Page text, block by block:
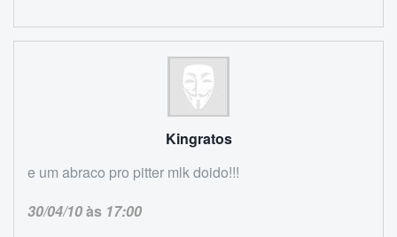
Kingratos
e um abraco pro pitter mlk doido!!!
30/04/10às 17:00